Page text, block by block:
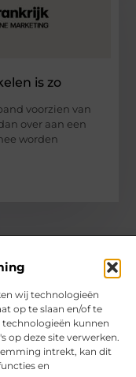
wij technologieën
op te slaan en/of te
kunnen
op deze site verwerken.
intrekt, kan dit
en
is zo
voorzien van
over aan een
worden
inzichten.
van handige
op